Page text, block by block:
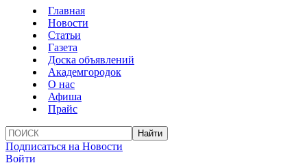
Главная
Новости
Статьи
Газета
Доска объявлений
Академгородок
О нас
Афиша
Прайс
Подписаться на Новости
Войти